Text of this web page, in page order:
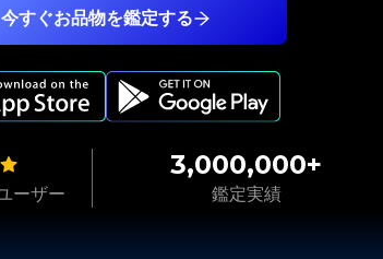
ーザー
3,000,000+
鑑定実績
今すぐお品物を鑑定する